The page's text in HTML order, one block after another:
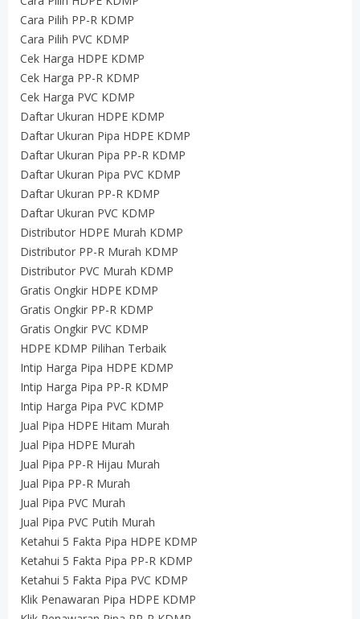
Cara Pilih PP-R KDMP
Cara Pilih PVC KDMP
Cek Harga HDPE KDMP
Cek Harga PP-R KDMP
Cek Harga PVC KDMP
Daftar Ukuran HDPE KDMP
Daftar Ukuran Pipa HDPE KDMP
Daftar Ukuran Pipa PP-R KDMP
Daftar Ukuran Pipa PVC KDMP
Daftar Ukuran PP-R KDMP
Daftar Ukuran PVC KDMP
Distributor HDPE Murah KDMP
Distributor PP-R Murah KDMP
Distributor PVC Murah KDMP
Gratis Ongkir HDPE KDMP
Gratis Ongkir PP-R KDMP
Gratis Ongkir PVC KDMP
HDPE KDMP Pilihan Terbaik
Intip Harga Pipa HDPE KDMP
Intip Harga Pipa PP-R KDMP
Intip Harga Pipa PVC KDMP
Jual Pipa HDPE Hitam Murah
Jual Pipa HDPE Murah
Jual Pipa PP-R Hijau Murah
Jual Pipa PP-R Murah
Jual Pipa PVC Murah
Jual Pipa PVC Putih Murah
Ketahui 5 Fakta Pipa HDPE KDMP
Ketahui 5 Fakta Pipa PP-R KDMP
Ketahui 5 Fakta Pipa PVC KDMP
Klik Penawaran Pipa HDPE KDMP